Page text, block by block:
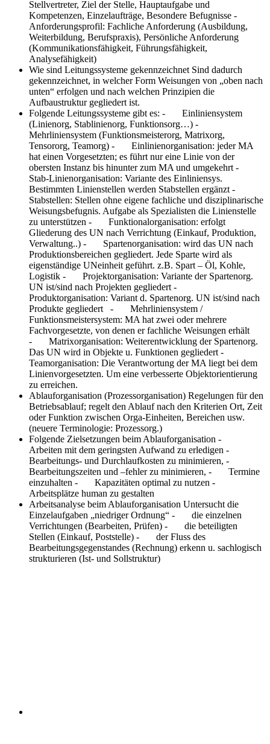
Stellvertreter, Ziel der Stelle, Hauptaufgabe und
Kompetenzen, Einzelaufträge, Besondere Befugnisse -
Anforderungsprofil: Fachliche Anforderung (Ausbildung,
Weiterbildung, Berufspraxis), Persönliche Anforderung
(Kommunikationsfähigkeit, Führungsfähigkeit,
Analysefähigkeit)
Wie sind Leitungssysteme gekennzeichnet Sind dadurch
gekennzeichnet, in welcher Form Weisungen von „oben nach
unten“ erfolgen und nach welchen Prinzipien die
Aufbaustruktur gegliedert ist.
Folgende Leitungssysteme gibt es: - Einliniensystem
(Linienorg, Stablinienorg, Funktionsorg…) -
Mehrliniensystem (Funktionsmeisterorg, Matrixorg,
Tensororg, Teamorg) - Einlinienorganisation: jeder MA
hat einen Vorgesetzten; es führt nur eine Linie von der
obersten Instanz bis hinunter zum MA und umgekehrt -
Stab-Linienorganisation: Variante des Einliniensys.
Bestimmten Linienstellen werden Stabstellen ergänzt -
Stabstellen: Stellen ohne eigene fachliche und disziplinarische
Weisungsbefugnis. Aufgabe als Spezialisten die Linienstelle
zu unterstützen - Funktionalorganisation: erfolgt
Gliederung des UN nach Verrichtung (Einkauf, Produktion,
Verwaltung..) - Spartenorganisation: wird das UN nach
Produktionsbereichen gegliedert. Jede Sparte wird als
eigenständige UNeinheit geführt. z.B. Spart – Öl, Kohle,
Logistik - Projektorganisation: Variante der Spartenorg.
UN ist/sind nach Projekten gegliedert -
Produktorganisation: Variant d. Spartenorg. UN ist/sind nach
Produkte gegliedert - Mehrliniensystem /
Funktionsmeistersystem: MA hat zwei oder mehrere
Fachvorgesetzte, von denen er fachliche Weisungen erhält
- Matrixorganisation: Weiterentwicklung der Spartenorg.
Das UN wird in Objekte u. Funktionen gegliedert -
Teamorganisation: Die Verantwortung der MA liegt bei dem
Linienvorgesetzten. Um eine verbesserte Objektorientierung
zu erreichen.
Ablauforganisation (Prozessorganisation) Regelungen für den
Betriebsablauf; regelt den Ablauf nach den Kriterien Ort, Zeit
oder Funktion zwischen Orga-Einheiten, Bereichen usw.
(neuere Terminologie: Prozessorg.)
Folgende Zielsetzungen beim Ablauforganisation -
Arbeiten mit dem geringsten Aufwand zu erledigen -
Bearbeitungs- und Durchlaufkosten zu minimieren, -
Bearbeitungszeiten und –fehler zu minimieren, - Termine
einzuhalten - Kapazitäten optimal zu nutzen -
Arbeitsplätze human zu gestalten
Arbeitsanalyse beim Ablauforganisation Untersucht die
Einzelaufgaben „niedriger Ordnung“ - die einzelnen
Verrichtungen (Bearbeiten, Prüfen) - die beteiligten
Stellen (Einkauf, Poststelle) - der Fluss des
Bearbeitungsgegenstandes (Rechnung) erkenn u. sachlogisch
strukturieren (Ist- und Sollstruktur)